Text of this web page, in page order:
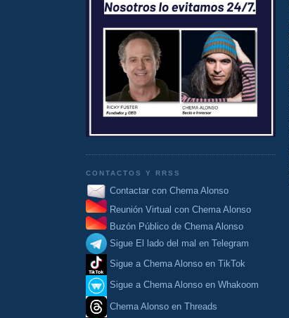
CONTACTOS Y RRSS
Contactar con Chema Alonso
Reunión Virtual con Chema Alonso
Buzón Público de Chema Alonso
Sigue El lado del mal en Telegram
Sigue a Chema Alonso en TikTok
Sigue a Chema Alonso en Whakoom
Chema Alonso en Threads